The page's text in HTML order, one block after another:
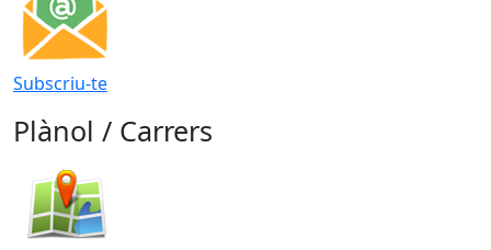
Subscriu-te
Plànol / Carrers